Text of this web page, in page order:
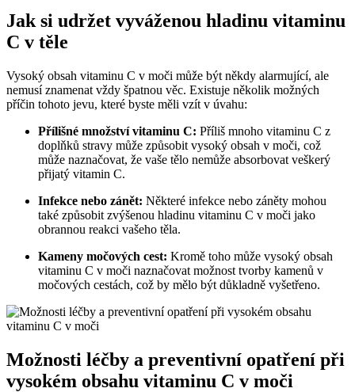
Jak si udržet vyváženou hladinu vitaminu
C v těle
Vysoký obsah vitaminu C v moči může být někdy alarmující, ale
nemusí znamenat vždy špatnou věc. Existuje několik možných
příčin tohoto jevu, které byste měli vzít v úvahu:
Přílišné množství vitaminu C: Příliš mnoho vitaminu C z
doplňků stravy může způsobit vysoký obsah v moči, což
může naznačovat, že vaše tělo nemůže absorbovat veškerý
přijatý vitamin C.
Infekce nebo zánět: Některé infekce nebo záněty mohou
také způsobit zvýšenou hladinu vitaminu C v moči jako
obrannou reakci vašeho těla.
Kameny močových cest: Kromě toho může vysoký obsah
vitaminu C v moči naznačovat možnost tvorby kamenů v
močových cestách, což by mělo být důkladně vyšetřeno.
Možnosti léčby a preventivní opatření při
vysokém obsahu vitaminu C v moči